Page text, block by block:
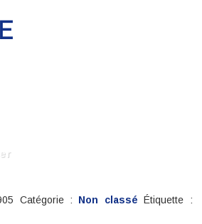
Catégorie : Non classé Étiquette :